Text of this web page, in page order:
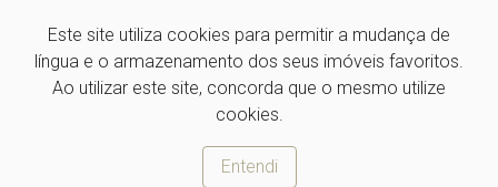
Este site utiliza cookies para permitir a mudança de
língua e o armazenamento dos seus imóveis favoritos.
Ao utilizar este site, concorda que o mesmo utilize
cookies.
Entendi